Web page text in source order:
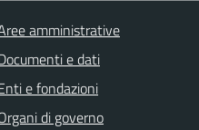
amministrative
e dati
e fondazioni
di governo